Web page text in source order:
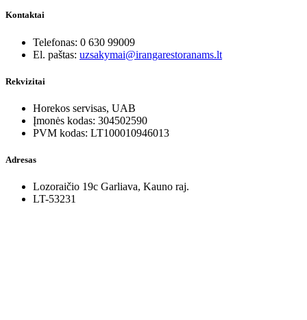
Kontaktai
Telefonas: 0 630 99009
El. paštas: uzsakymai@irangarestoranams.lt
Rekvizitai
Horekos servisas, UAB
Įmonės kodas: 304502590
PVM kodas: LT100010946013
Adresas
Lozoraičio 19c Garliava, Kauno raj.
LT-53231